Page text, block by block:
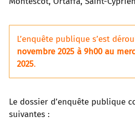
L’enquête publique s’est
novembre 2025 à 9h00 au
2025.
Le dossier d’enquête publique
suivantes :